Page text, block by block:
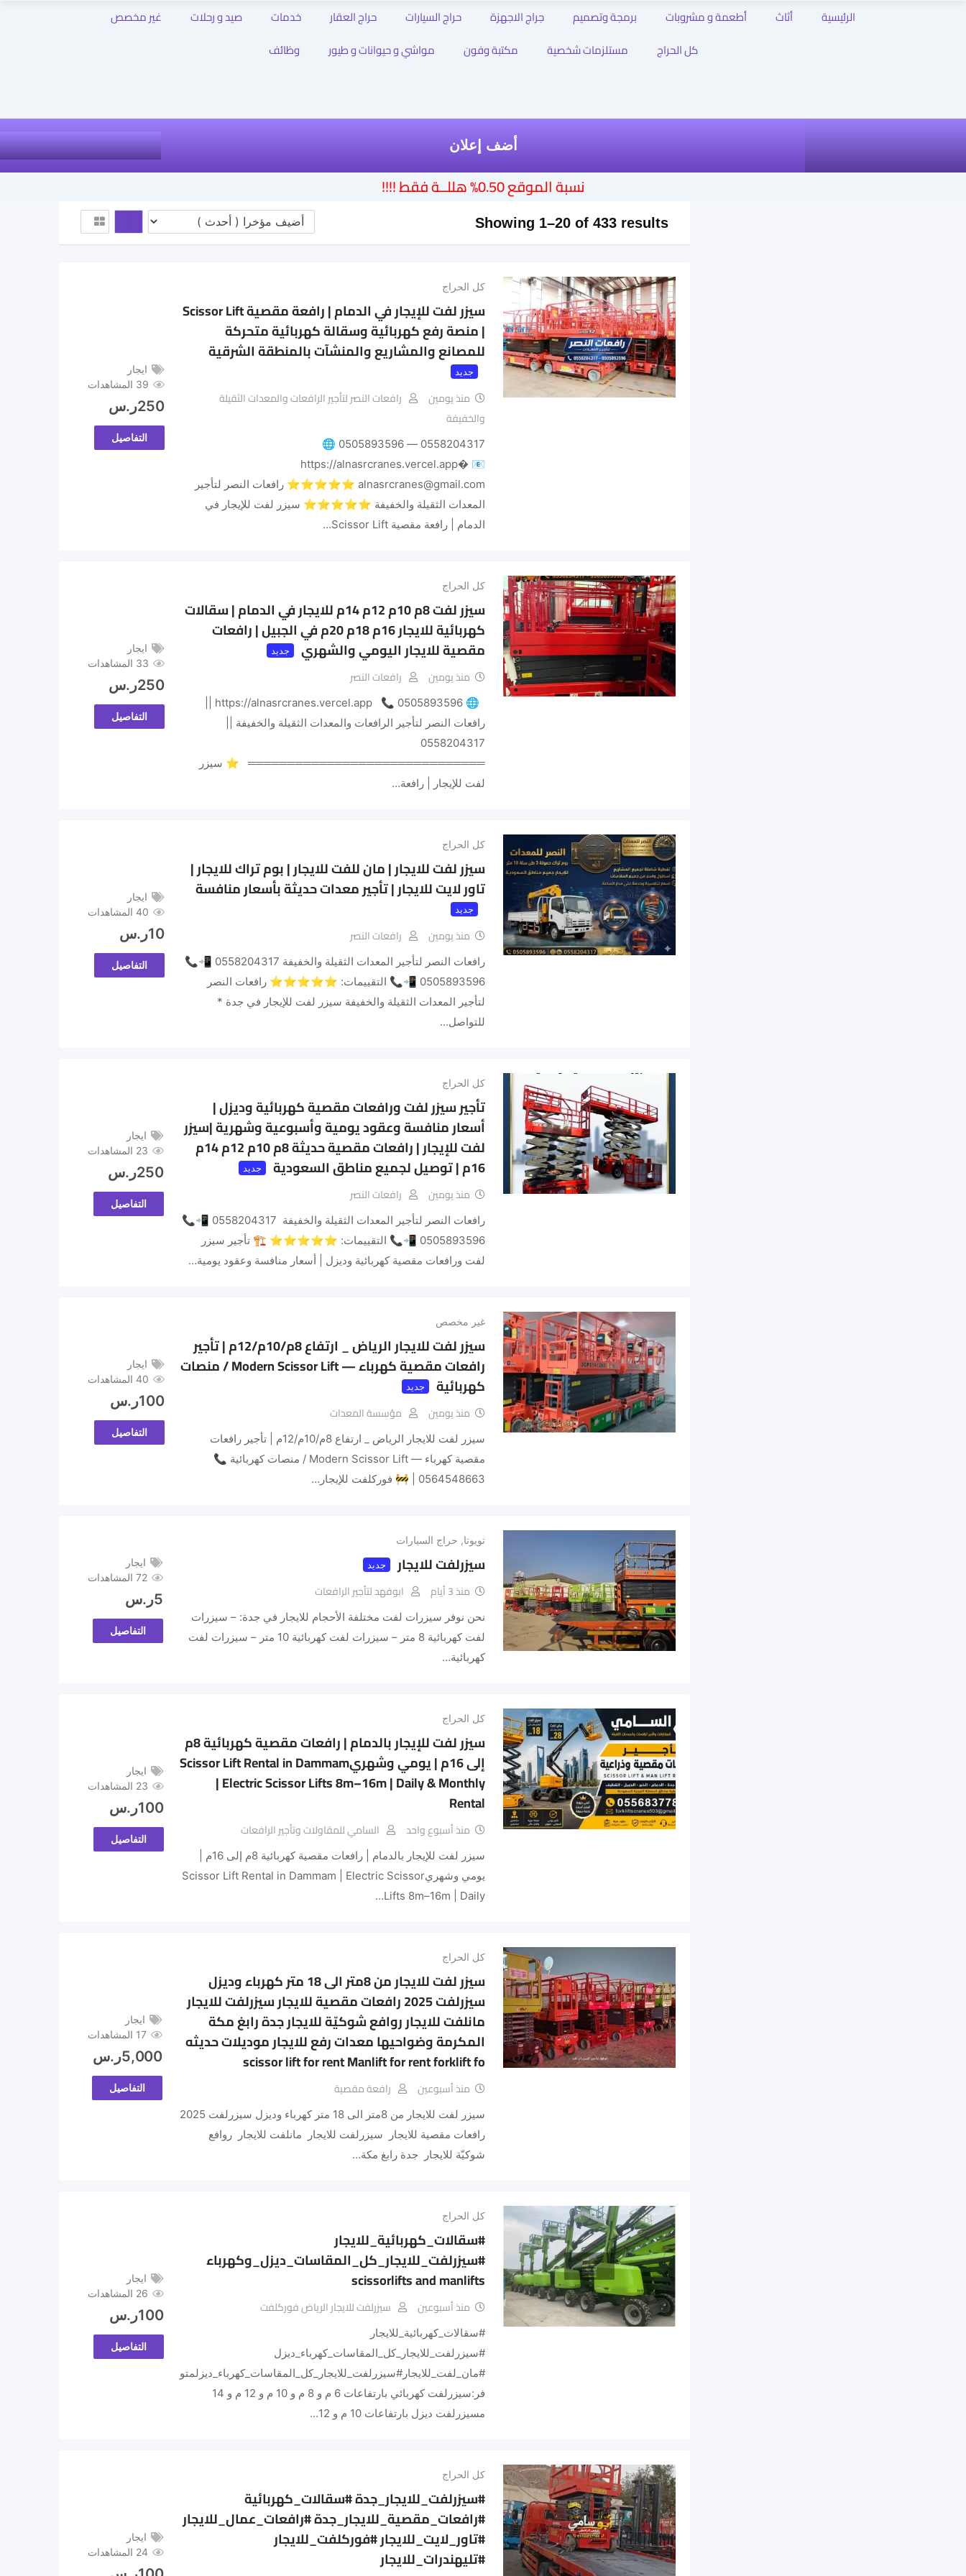
الرئيسية أثاث أطعمة و مشروبات برمجة وتصميم جراج الاجهزة حراج السيارات حراج العقار خدمات صيد و رحلات
غير مخصص
كل الحراج
مستلزمات شخصية مكتبة وفون مواشي و حيوانات و طيور وظائف
أضف إعلان
نسبة الموقع 0.50% هللــة فقط !!!!
Showing 1–20 of 433 results
كل الحراج
سيزر لفت للإيجار في الدمام | رافعة مقصية Scissor Lift
| منصة رفع كهربائية وسقالة كهربائية متحركة
للمصانع والمشاريع والمنشآت بالمنطقة الشرقية
جديد
منذ يومين
رافعات النصر لتأجير الرافعات والمعدات الثقيلة
والخفيفة
0558204317 — 0505893596 🌐
https://alnasrcranes.vercel.app⁠� 📧
alnasrcranes@gmail.com ⭐⭐⭐⭐⭐ رافعات النصر لتأجير
المعدات الثقيلة والخفيفة ⭐⭐⭐⭐⭐ سيزر لفت للإيجار في
الدمام | رافعة مقصية Scissor Lift…
ايجار
39 المشاهدات
250ر.س
التفاصيل
كل الحراج
سيزر لفت 8م 10م 12م 14م للايجار في الدمام | سقالات
كهربائية للايجار 16م 18م 20م في الجبيل | رافعات
مقصية للايجار اليومي والشهري
جديد
منذ يومين رافعات النصر
رافعات النصر لتأجير الرافعات والمعدات الثقيلة والخفيفة ||
══════════════════════════════ ⭐ سيزر
لفت للإيجار | رافعة…
ايجار
33 المشاهدات
250ر.س
التفاصيل
كل الحراج
سيزر لفت للايجار | مان للفت للايجار | بوم تراك للايجار |
تاور لايت للايجار | تأجير معدات حديثة بأسعار منافسة
جديد
منذ يومين رافعات النصر
رافعات النصر لتأجير المعدات الثقيلة والخفيفة 0558204317 📲📞
0505893596 📲📞 التقييمات: ⭐⭐⭐⭐⭐ رافعات النصر
لتأجير المعدات الثقيلة والخفيفة سيزر لفت للإيجار في جدة *
للتواصل…
ايجار
40 المشاهدات
10ر.س
التفاصيل
كل الحراج
تأجير سيزر لفت ورافعات مقصية كهربائية وديزل |
أسعار منافسة وعقود يومية وأسبوعية وشهرية |سيزر
لفت للإيجار | رافعات مقصية حديثة 8م 10م 12م 14م
16م | توصيل لجميع مناطق السعودية
جديد
منذ يومين رافعات النصر
رافعات النصر لتأجير المعدات الثقيلة والخفيفة 0558204317 📲📞
0505893596 📲📞 التقييمات: ⭐⭐⭐⭐⭐ 🏗️ تأجير سيزر
لفت ورافعات مقصية كهربائية وديزل | أسعار منافسة وعقود يومية…
ايجار
23 المشاهدات
250ر.س
التفاصيل
غير مخصص
سيزر لفت للايجار الرياض _ ارتفاع 8م/10م/12م | تأجير
رافعات مقصية كهرباء — Modern Scissor Lift / منصات
كهربائية
جديد
منذ يومين مؤسسة المعدات
سيزر لفت للايجار الرياض _ ارتفاع 8م/10م/12م | تأجير رافعات
مقصية كهرباء — Modern Scissor Lift / منصات كهربائية 📞
0564548663 | 🚧 فوركلفت للإيجار…
ايجار
40 المشاهدات
100ر.س
التفاصيل
تويوتا, حراج السيارات
سيزرلفت للايجار جديد
منذ 3 أيام ابوفهد لتأجير الرافعات
نحن نوفر سيزرات لفت مختلفة الأحجام للايجار في جدة: – سيزرات
لفت كهربائية 8 متر – سيزرات لفت كهربائية 10 متر – سيزرات لفت
كهربائية…
ايجار
72 المشاهدات
5ر.س
التفاصيل
كل الحراج
سيزر لفت للإيجار بالدمام | رافعات مقصية كهربائية 8م
إلى 16م | يومي وشهريScissor Lift Rental in Dammam
| Electric Scissor Lifts 8m–16m | Daily & Monthly
Rental
منذ أسبوع واحد السامي للمقاولات وتأجير الرافعات
سيزر لفت للإيجار بالدمام | رافعات مقصية كهربائية 8م إلى 16م |
يومي وشهريScissor Lift Rental in Dammam | Electric Scissor
Lifts 8m–16m | Daily…
ايجار
23 المشاهدات
100ر.س
التفاصيل
كل الحراج
سيزر لفت للايجار من 8متر الى 18 متر كهرباء وديزل
سيزرلفت 2025 رافعات مقصية للايجار سيزرلفت للايجار
مانلفت للايجار روافع شوكيّة للايجار جدة رابغ مكة
المكرمة وضواحيها معدات رفع للايجار موديلات حديثه
scissor lift for rent Manlift for rent forklift fo
منذ أسبوعين رافعة مقصية
سيزر لفت للايجار من 8متر الى 18 متر كهرباء وديزل سيزرلفت 2025
رافعات مقصية للايجار سيزرلفت للايجار مانلفت للايجار روافع
شوكيّة للايجار جدة رابغ مكة…
ايجار
17 المشاهدات
5,000ر.س
التفاصيل
كل الحراج
#سقالات_كهربائية_للايجار
#سيزرلفت_للايجار_كل_المقاسات_ديزل_وكهرباء
scissorlifts and manlifts
منذ أسبوعين سيزرلفت للايجار الرياض فوركلفت
#سقالات_كهربائية_للايجار
#سيزرلفت_للايجار_كل_المقاسات_كهرباء_ديزل
#مان_لفت_للايجار#سيزرلفت_للايجار_كل_المقاسات_كهرباء_ديزلمتو
فر:سيزرلفت كهربائي بارتفاعات 6 م و 8 م و 10 م و 12 م و 14
مسيزرلفت ديزل بارتفاعات 10 م و 12…
ايجار
26 المشاهدات
100ر.س
التفاصيل
كل الحراج
#سيزرلفت_للايجار_جدة #سقالات_كهربائية
#رافعات_مقصية_للايجار_جدة #رافعات_عمال_للايجار
#تاور_لايت_للايجار #فوركلفت_للايجار
#تليهندرات_للايجار
ايجار
24 المشاهدات